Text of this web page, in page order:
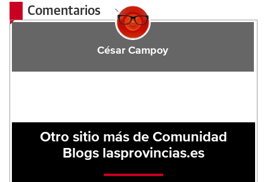
Comentarios
César Campoy
Otro sitio más de Comunidad
Blogs lasprovincias.es